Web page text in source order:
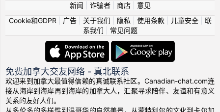
新闻 诈骗者| 商店| 意见
Cookie和GDPR
广告| 关于我们 隐私 使用条款| 儿童安全| 联
系我们
常见问题
免费加拿大交友网络 - 真北联系
欢迎来到加拿大最值得信赖的真诚联系社区。Canadian-chat.com连
接从海岸到海岸再到海岸的加拿大人，汇聚寻求陪伴、友谊和有意义
关系的友好人们。
从多伦多的多样性到温哥华的自然美景，从蒙特利尔的文化到卡尔加